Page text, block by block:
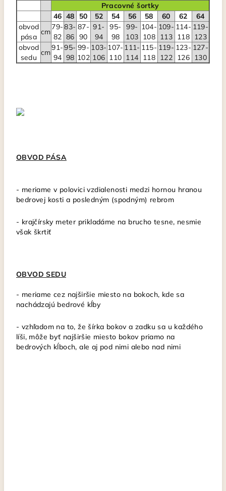
Pracovné šortky
46 48 50 52 54 56 58 60 62
64
obvod
pása
cm
79-
82
83-
86
87-
90
91-
94
95-
98
99-
103
104-
108
109-
113
114-
118
119-
123
obvod
sedu
cm
91-
94
95-
98
99-
102
103-
106
107-
110
111-
114
115-
118
119-
122
123-
126
127-
130
OBVOD PÁSA
- meriame v polovici vzdialenosti medzi hornou hranou
bedrovej kosti a posledným (spodným) rebrom
- krajčírsky meterprikladáme na brucho tesne, nesmie
však škrtiť
OBVOD SEDU
- meriame cez najširšie miesto na bokoch, kde sa
nachádzajú bedrové kĺby
- vzhľadom na to, že šírka bokov a zadku sa u každého
líši, môže byť najširšie miesto bokov priamo na
bedrových kĺboch, ale aj pod nimi alebo nad nimi